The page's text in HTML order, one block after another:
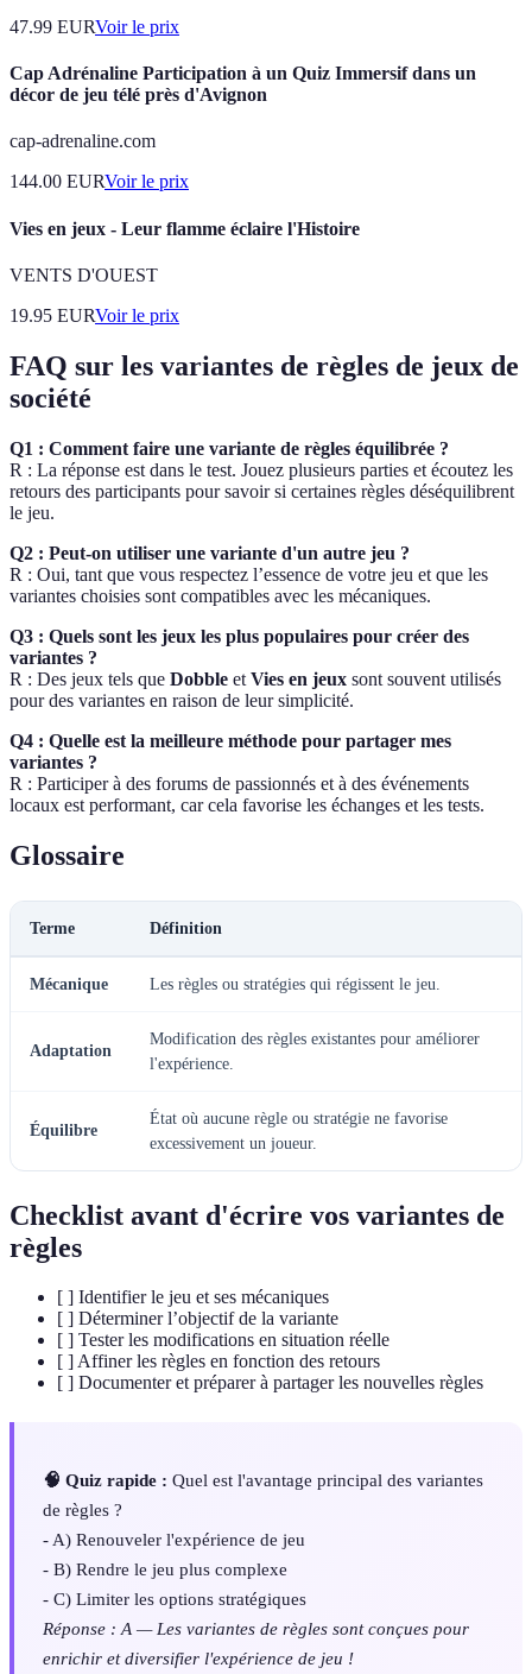
47.99 EURVoir le prix
Cap Adrénaline Participation à un Quiz Immersif dans un
décor de jeu télé près d'Avignon
cap-adrenaline.com
144.00 EURVoir le prix
Vies en jeux - Leur flamme éclaire l'Histoire
VENTS D'OUEST
19.95 EURVoir le prix
FAQ sur les variantes de règles de jeux de
société
Q1 : Comment faire une variante de règles équilibrée ?
R : La réponse est dans le test. Jouez plusieurs parties et écoutez les
retours des participants pour savoir si certaines règles déséquilibrent
le jeu.
Q2 : Peut-on utiliser une variante d'un autre jeu ?
R : Oui, tant que vous respectez l’essence de votre jeu et que les
variantes choisies sont compatibles avec les mécaniques.
Q3 : Quels sont les jeux les plus populaires pour créer des
variantes ?
R : Des jeux tels que Dobble et Vies en jeux sont souvent utilisés
pour des variantes en raison de leur simplicité.
Q4 : Quelle est la meilleure méthode pour partager mes
variantes ?
R : Participer à des forums de passionnés et à des événements
locaux est performant, car cela favorise les échanges et les tests.
Glossaire
Terme Définition
Mécanique Les règles ou stratégies qui régissent le jeu.
Adaptation
Modification des règles existantes pour améliorer
l'expérience.
Équilibre
État où aucune règle ou stratégie ne favorise
excessivement un joueur.
Checklist avant d'écrire vos variantes de
règles
[ ] Identifier le jeu et ses mécaniques
[ ] Déterminer l’objectif de la variante
[ ] Tester les modifications en situation réelle
[ ] Affiner les règles en fonction des retours
[ ] Documenter et préparer à partager les nouvelles règles
🧠 Quiz rapide : Quel est l'avantage principal des variantes
de règles ?
- A) Renouveler l'expérience de jeu
- B) Rendre le jeu plus complexe
- C) Limiter les options stratégiques
Réponse : A — Les variantes de règles sont conçues pour
enrichir et diversifier l'expérience de jeu !